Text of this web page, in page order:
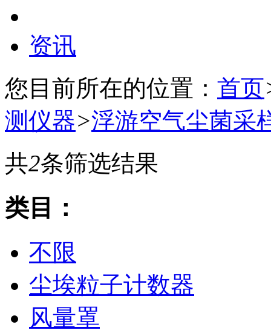
资讯
您目前所在的位置： 首页
测仪器>浮游空气尘菌采
共2条筛选结果
类目：
不限
尘埃粒子计数器
风量罩